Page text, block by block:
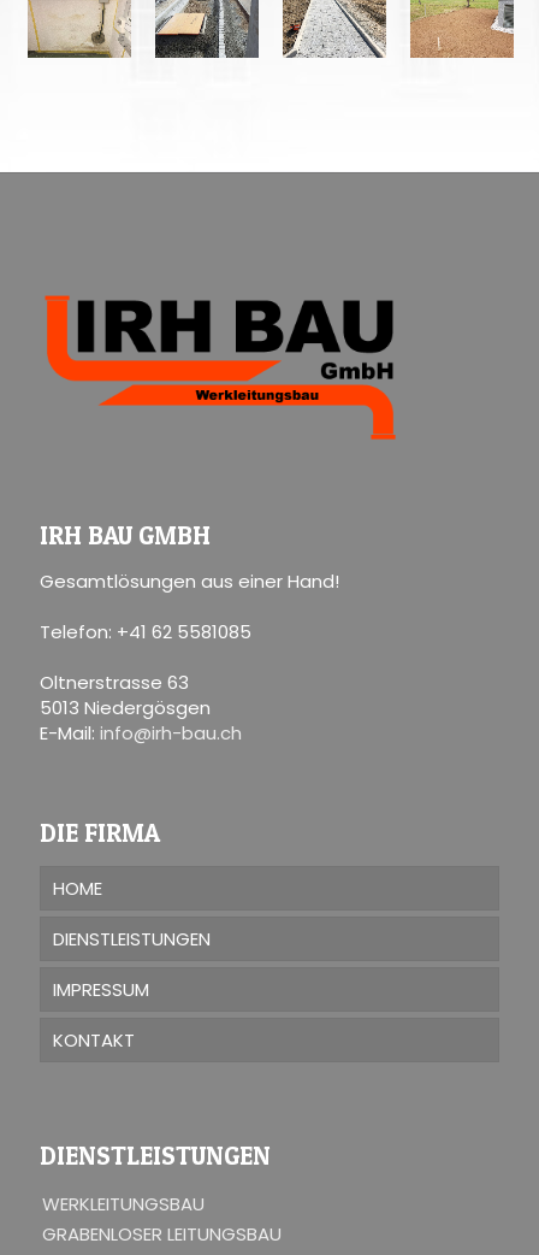
IRH BAU GMBH
Gesamtlösungen aus einer Hand!
Telefon: +41 62 5581085
Oltnerstrasse 63
5013 Niedergösgen
E-Mail: info@irh-bau.ch
DIE FIRMA
HOME
DIENSTLEISTUNGEN
IMPRESSUM
KONTAKT
DIENSTLEISTUNGEN
WERKLEITUNGSBAU
GRABENLOSER LEITUNGSBAU